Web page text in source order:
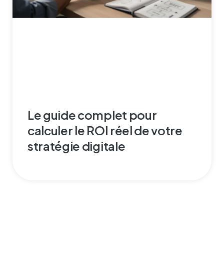
Le guide complet pour
calculer le ROI réel de votre
stratégie digitale